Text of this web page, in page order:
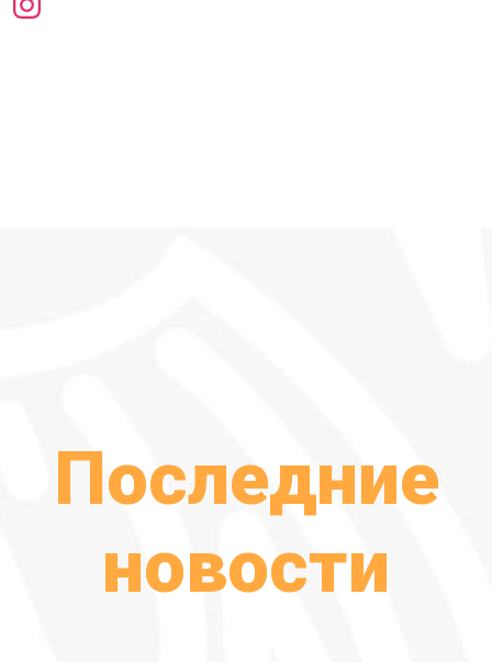
Последние
новости